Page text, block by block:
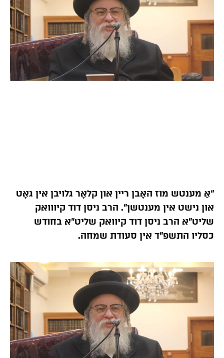
“אַ מענטש מוז האָבן ריין און קלאָר גלויבן אין גאָט
און נישט אין מענטשן”. הרב ניסן דוד קיווואק
שליט”א הרב ניסן דוד קיוואק שליט”א בחודש
כסליו התשפ”ד אין סעודת שמחה.